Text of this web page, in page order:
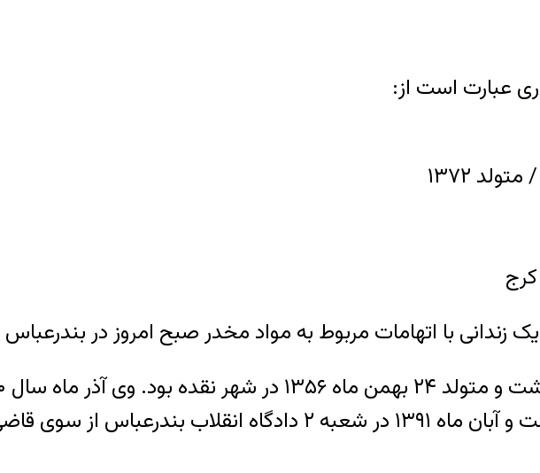
عبارت است از:
زندانی با اتهامات مربوط به مواد مخدر صبح امروز در
کیلو ماده محرک شیشه و ۲۵۰ گرم تریاک بازداشت و آبان ماه ۱۳۹۱ در شعبه